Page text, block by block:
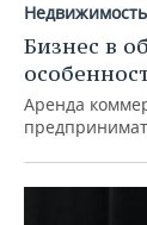
Недвижимость
Бизнес в
Аренда